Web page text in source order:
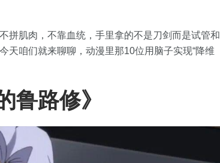
拼肌肉，不靠血统，手里拿的不是刀剑而是试管和
天咱们就来聊聊，动漫里那10位用脑子实现“降维
鲁路修》